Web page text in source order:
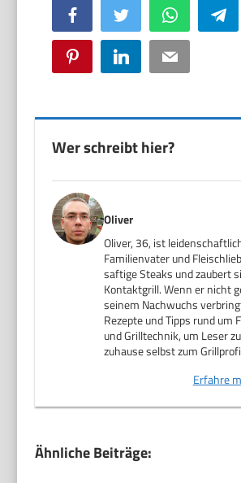
Facebook Twitter WhatsApp
Pinterest LinkedIn Email
Wer schreibt hier?
Oliver
Oliver, 36, ist
Familienvater und
saftige Steaks und zaubert
Kontaktgrill. Wenn er nicht
seinem Nachwuchs
Rezepte und Tipps rund um
und Grilltechnik, um Leser
zuhause selbst zum
Erfahre
Ähnliche Beiträge: